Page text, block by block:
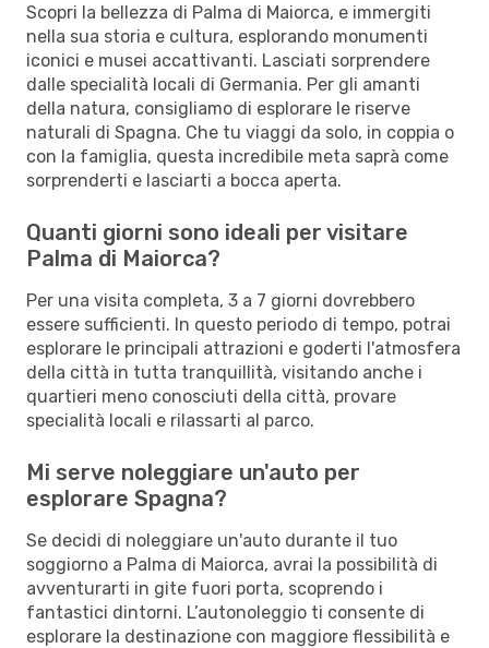
Scopri la bellezza di Palma di Maiorca, e immergiti
nella sua storia e cultura, esplorando monumenti
iconici e musei accattivanti. Lasciati sorprendere
dalle specialità locali di Germania. Per gli amanti
della natura, consigliamo di esplorare le riserve
naturali di Spagna. Che tu viaggi da solo, in coppia o
con la famiglia, questa incredibile meta saprà come
sorprenderti e lasciarti a bocca aperta.
Quanti giorni sono ideali per visitare
Palma di Maiorca?
Per una visita completa, 3 a 7 giorni dovrebbero
essere sufficienti. In questo periodo di tempo, potrai
esplorare le principali attrazioni e goderti l'atmosfera
della città in tutta tranquillità, visitando anche i
quartieri meno conosciuti della città, provare
specialità locali e rilassarti al parco.
Mi serve noleggiare un'auto per
esplorare Spagna?
Se decidi di noleggiare un'auto durante il tuo
soggiorno a Palma di Maiorca, avrai la possibilità di
avventurarti in gite fuori porta, scoprendo i
fantastici dintorni. L’autonoleggio ti consente di
esplorare la destinazione con maggiore flessibilità e